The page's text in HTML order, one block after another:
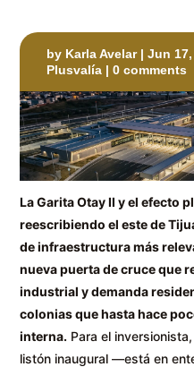
by Karla Avelar|Jun
Plusvalía |0 comments
La Garita Otay II y el efecto
reescribiendo el este de
de infraestructura más
nueva puerta de cruce que
industrial y demanda
colonias que hasta hace
interna. Para el
listón inaugural —está en